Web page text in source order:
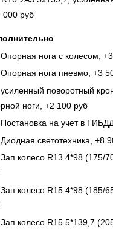
000 руб
Опорная нога с колесом,
Опорная нога пневмо, +3
усиленный поворотный
ноги, +2 100 руб
Постановка на учет в
Диодная светотехника, +8
Зап.колесо R13 4*98 (175/
Зап.колесо R15 4*98 (185/
Зап.колесо R15 5*139,7